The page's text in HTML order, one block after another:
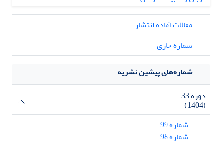
مقالات آماده انتشار
شماره جاری
شماره‌های پیشین نشریه
دوره 33
(1404)
شماره 99
شماره 98